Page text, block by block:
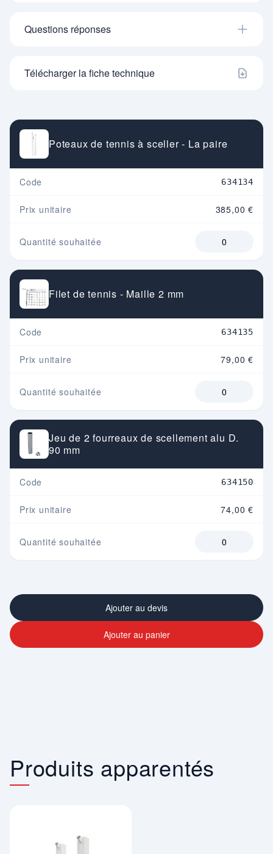
Questions réponses
Télécharger la fiche technique
Poteaux de tennis à sceller - La paire
Code 634134
Prix unitaire 385,00 €
Quantité souhaitée
Filet de tennis - Maille 2 mm
Code 634135
Prix unitaire 79,00 €
Quantité souhaitée
Jeu de 2 fourreaux de scellement alu D.
90 mm
Code 634150
Prix unitaire 74,00 €
Quantité souhaitée
Ajouter au devis
Ajouter au panier
Produits apparentés